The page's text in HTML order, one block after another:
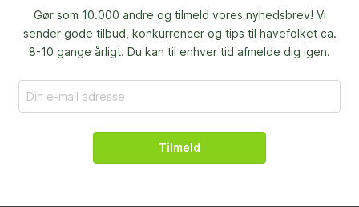
Gør som 10.000 andre og tilmeld vores nyhedsbrev! Vi
sender gode tilbud, konkurrencer og tips til havefolket ca.
8-10 gange årligt. Du kan til enhver tid afmelde dig igen.
Tilmeld